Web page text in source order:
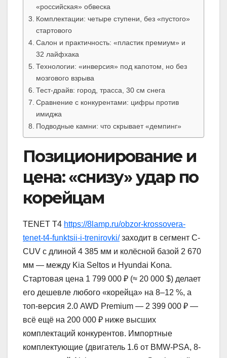
«российская» обвеска
Комплектации: четыре ступени, без «пустого»
стартового
Салон и практичность: «пластик премиум» и
32 лайфхака
Технологии: «инверсия» под капотом, но без
мозгового взрыва
Тест-драйв: город, трасса, 30 см снега
Сравнение с конкурентами: цифры против
имиджа
Подводные камни: что скрывает «демпинг»
Позиционирование и
цена: «снизу» удар по
корейцам
TENET T4 https://8lamp.ru/obzor-krossovera-
tenet-t4-funktsii-i-trenirovki/заходит в сегмент C-
СUV с длиной 4 385 мм и колёсной базой 2 670
мм — между Kia Seltos и Hyundai Kona.
Стартовая цена 1 799 000 ₽ (≈ 20 000 $) делает
его дешевле любого «корейца» на 8–12 %, а
топ-версия 2.0 AWD Premium — 2 399 000 ₽ —
всё ещё на 200 000 ₽ ниже высших
комплектаций конкурентов. Импортные
комплектующие (двигатель 1.6 от BMW-PSA, 8-